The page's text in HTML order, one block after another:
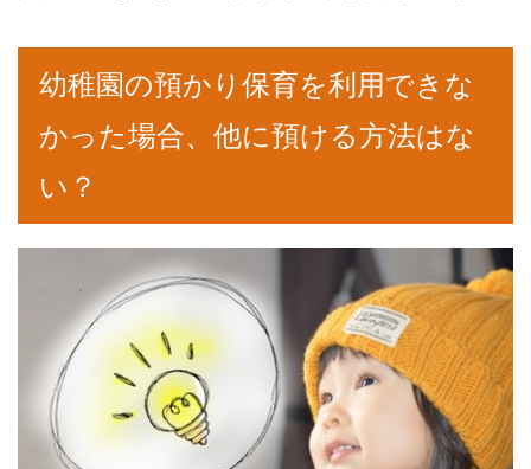
幼稚園の預かり保育を利用できな
かった場合、他に預ける方法はな
い？